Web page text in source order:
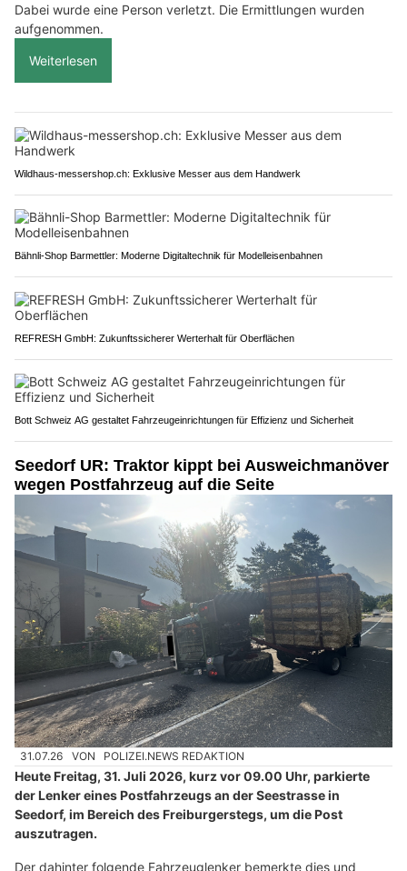
Dabei wurde eine Person verletzt. Die Ermittlungen wurden
aufgenommen.
Weiterlesen
Wildhaus-messershop.ch: Exklusive Messer aus dem Handwerk
Bähnli-Shop Barmettler: Moderne Digitaltechnik für Modelleisenbahnen
REFRESH GmbH: Zukunftssicherer Werterhalt für Oberflächen
Bott Schweiz AG gestaltet Fahrzeugeinrichtungen für Effizienz und Sicherheit
Seedorf UR: Traktor kippt bei Ausweichmanöver
wegen Postfahrzeug auf die Seite
31.07.26 VON POLIZEI.NEWS REDAKTION
Heute Freitag, 31. Juli 2026, kurz vor 09.00 Uhr, parkierte
der Lenker eines Postfahrzeugs an der Seestrasse in
Seedorf, im Bereich des Freiburgerstegs, um die Post
auszutragen.
Der dahinter folgende Fahrzeuglenker bemerkte dies und